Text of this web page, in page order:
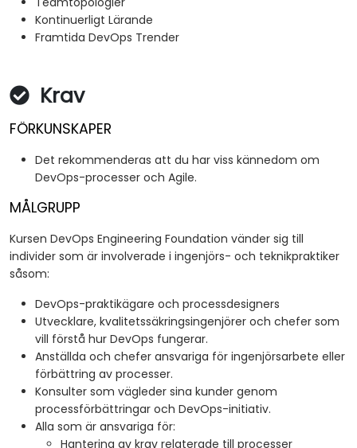
Kontinuerligt Lärande
Framtida DevOps Trender
Krav
FÖRKUNSKAPER
Det rekommenderas att du har viss kännedom om
DevOps-processer och Agile.
MÅLGRUPP
Kursen DevOps Engineering Foundation vänder sig till
individer som är involverade i ingenjörs- och teknikpraktiker
såsom:
DevOps-praktikägare och processdesigners
Utvecklare, kvalitetssäkringsingenjörer och chefer som
vill förstå hur DevOps fungerar.
Anställda och chefer ansvariga för ingenjörsarbete eller
förbättring av processer.
Konsulter som vägleder sina kunder genom
processförbättringar och DevOps-initiativ.
Alla som är ansvariga för:
Hantering av krav relaterade till processer